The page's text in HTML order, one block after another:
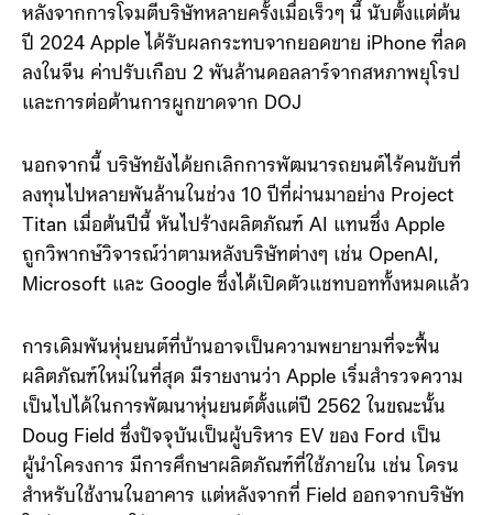
หลังจากการโจมตีบริษัทหลายครั้งเมื่อเร็วๆ นี้ นับตั้งแต่ต้น
ปี 2024 Apple ได้รับผลกระทบจากยอดขาย iPhone ที่ลด
ลงในจีน ค่าปรับเกือบ 2 พันล้านดอลลาร์จากสหภาพยุโรป
และการต่อต้านการผูกขาดจาก DOJ
นอกจากนี้ บริษัทยังได้ยกเลิกการพัฒนารถยนต์ไร้คนขับที่
ลงทุนไปหลายพันล้านในช่วง 10 ปีที่ผ่านมาอย่าง Project
Titan เมื่อต้นปีนี้ หันไปร้างผลิตภัณฑ์ AI แทนซึ่ง Apple
ถูกวิพากษ์วิจารณ์ว่าตามหลังบริษัทต่างๆ เช่น OpenAI,
Microsoft และ Google ซึ่งได้เปิดตัวแชทบอททั้งหมดแล้ว
การเดิมพันหุ่นยนต์ที่บ้านอาจเป็นความพยายามที่จะฟื้น
ผลิตภัณฑ์ใหม่ในที่สุด มีรายงานว่า Apple เริ่มสำรวจความ
เป็นไปได้ในการพัฒนาหุ่นยนต์ตั้งแต่ปี 2562 ในขณะนั้น
Doug Field ซึ่งปัจจุบันเป็นผู้บริหาร EV ของ Ford เป็น
ผู้นำโครงการ มีการศึกษาผลิตภัณฑ์ที่ใช้ภายใน เช่น โดรน
สำหรับใช้งานในอาคาร แต่หลังจากที่ Field ออกจากบริษัท